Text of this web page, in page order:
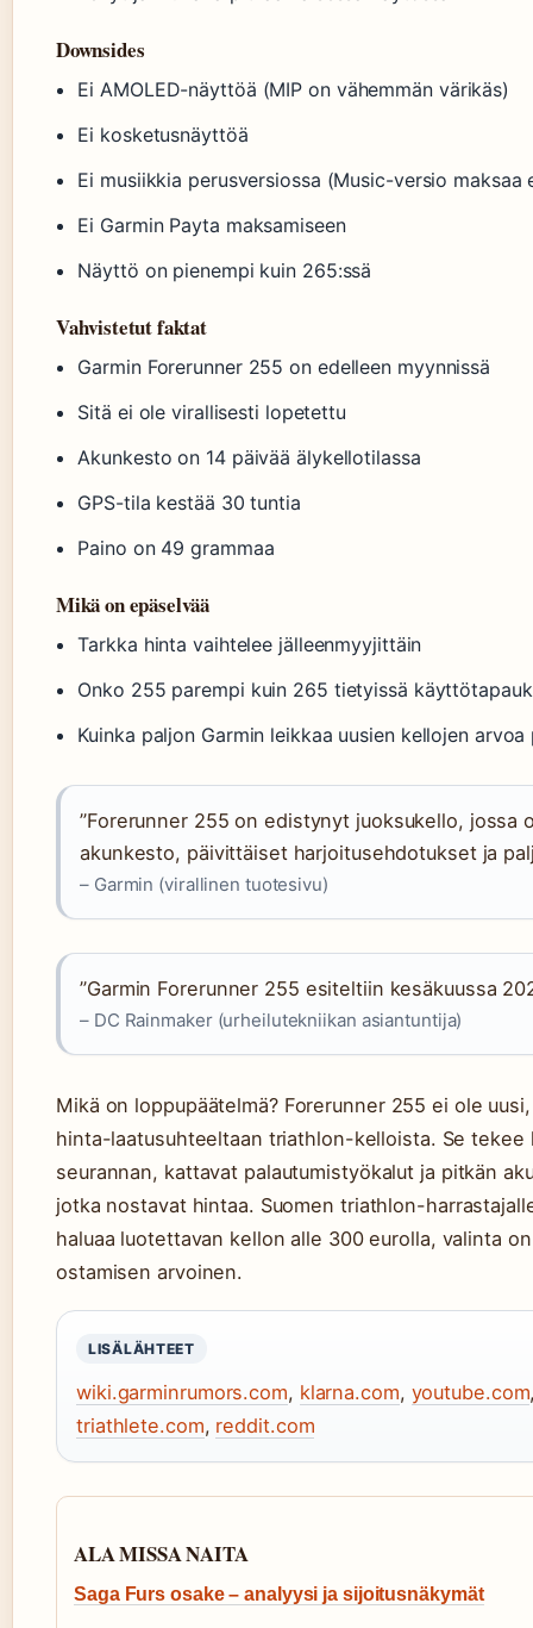
Downsides
Ei AMOLED-näyttöä (MIP on vähemmän värikäs)
Ei kosketusnäyttöä
Ei musiikkia perusversiossa (Music-versio maksaa
Ei Garmin Payta maksamiseen
Näyttö on pienempi kuin 265:ssä
Vahvistetut faktat
Garmin Forerunner 255 on edelleen myynnissä
Sitä ei ole virallisesti lopetettu
Akunkesto on 14 päivää älykellotilassa
GPS-tila kestää 30 tuntia
Paino on 49 grammaa
Mikä on epäselvää
Tarkka hinta vaihtelee jälleenmyyjittäin
Onko 255 parempi kuin 265 tietyissä
Kuinka paljon Garmin leikkaa uusien kellojen
”Forerunner 255 on edistynyt juoksukello, jossa
akunkesto, päivittäiset harjoitusehdotukset ja
– Garmin (virallinen tuotesivu)
”Garmin Forerunner 255 esiteltiin kesäkuussa
– DC Rainmaker (urheilutekniikan asiantuntija)
Mikä on loppupäätelmä? Forerunner 255 ei ole
hinta-laatusuhteeltaan triathlon-kelloista. Se tekee
seurannan, kattavat palautumistyökalut ja pitkän
jotka nostavat hintaa. Suomen triathlon-
haluaa luotettavan kellon alle 300 eurolla, valinta
ostamisen arvoinen.
LISÄLÄHTEET
wiki.garminrumors.com, klarna.com, youtube.com
triathlete.com, reddit.com
ALA MISSA NAITA
Saga Furs osake – analyysi ja sijoitusnäkymät